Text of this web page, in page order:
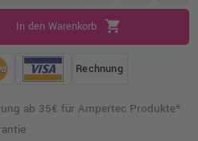
In den Warenkorb shopping_cart
Rechnung
ab 35€ für Ampertec Produkte*